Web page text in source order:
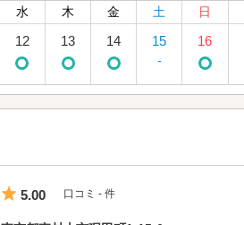
水 木 金 土 日
12 13 14
15
-
16
5つ星のうち5
5.00 口コミ - 件